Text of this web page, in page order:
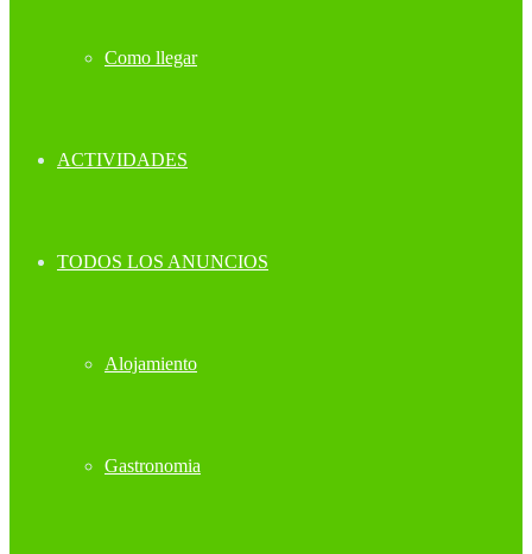
Como llegar
ACTIVIDADES
TODOS LOS ANUNCIOS
Alojamiento
Gastronomia